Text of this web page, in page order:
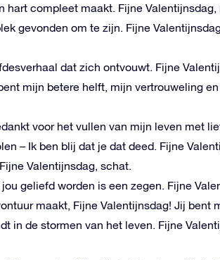
hart compleet maakt. Fijne Valentijnsdag,
gevonden om te zijn. Fijne
dat zich ontvouwt. Fijne
mijn betere helft, mijn vertrouweling
voor het vullen van mijn leven met
– Ik ben blij dat je dat deed. Fijne
Valentijnsdag, schat.
geliefd worden is een zegen. Fijne
maakt, Fijne Valentijnsdag! Jij bent
in de stormen van het leven. Fijne